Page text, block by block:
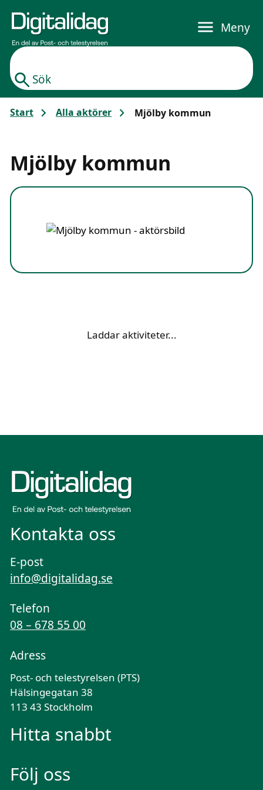
Sök
Meny
Start Alla aktörer Mjölby kommun
Mjölby kommun
Laddar aktiviteter...
Kontakta oss
E-post
info@digitalidag.se
Telefon
08 – 678 55 00
Adress
Post- och telestyrelsen (PTS)
Hälsingegatan 38
113 43 Stockholm
Hitta snabbt
Följ oss